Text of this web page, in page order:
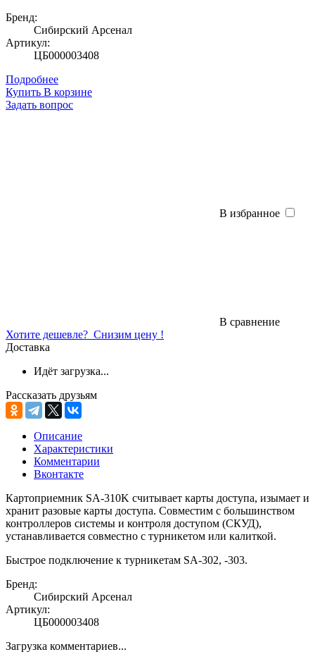
Бренд:
Сибирский Арсенал
Артикул:
ЦБ000003408
Подробнее
Купить В корзине
Задать вопрос
В избранное
В сравнение
Хотите дешевле? Снизим цену !
Доставка
Идёт загрузка...
Рассказать друзьям
Описание
Характеристики
Комментарии
Вконтакте
Картоприемник SA-310K считывает карты доступа, изымает и
хранит разовые карты доступа. Совместим с большинством
контроллеров системы и контроля доступом (СКУД),
устанавливается совместно с турникетом или калиткой.
Быстрое подключение к турникетам SA-302, -303.
Бренд:
Сибирский Арсенал
Артикул:
ЦБ000003408
Загрузка комментариев...